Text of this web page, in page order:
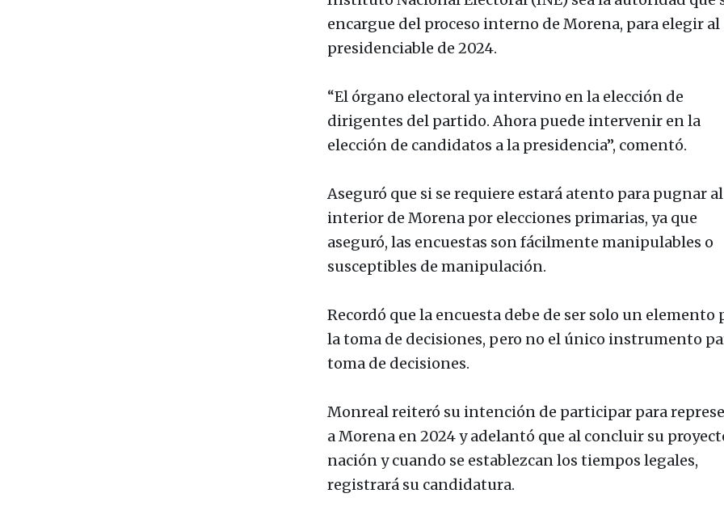
encargue del proceso interno de Morena, para elegir al
presidenciable de 2024.
“El órgano electoral ya intervino en la elección de
dirigentes del partido. Ahora puede intervenir en la
elección de candidatos a la presidencia”, comentó.
Aseguró que si se requiere estará atento para pugnar al
interior de Morena por elecciones primarias, ya que
aseguró, las encuestas son fácilmente manipulables o
susceptibles de manipulación.
Recordó que la encuesta debe de ser solo un elemento
la toma de decisiones, pero no el único instrumento
toma de decisiones.
Monreal reiteró su intención de participar para
a Morena en 2024 y adelantó que al concluir su
nación y cuando se establezcan los tiempos legales,
registrará su candidatura.